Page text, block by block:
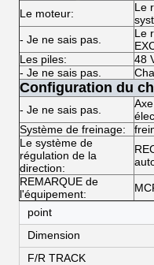
Le moteur:
Le
- Je ne sais pas.
Le
Les piles:
48
- Je ne sais pas.
Configuration du
- Je ne sais pas.
Système de freinage:
Le système de
régulation de la
direction:
REMARQUE de
l'équipement:
point
Dimension
F/R TRACK